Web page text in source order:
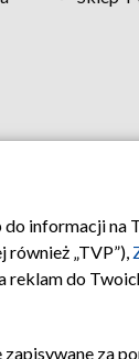
informacji na
„TVP”),
reklam do
zapisywane za